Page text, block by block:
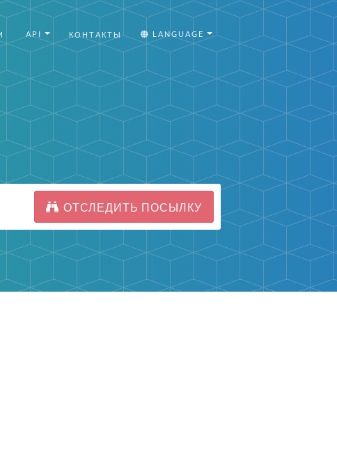
API КОНТАКТЫ LANGUAGE
ОТСЛЕДИТЬ ПОСЫЛКУ